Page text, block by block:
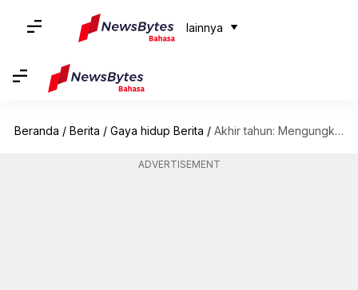
lainnya
Beranda / Berita / Gaya hidup Berita / Akhir tahun: Mengungkap tren-tren kencan terheboh di tahun 2023
ADVERTISEMENT